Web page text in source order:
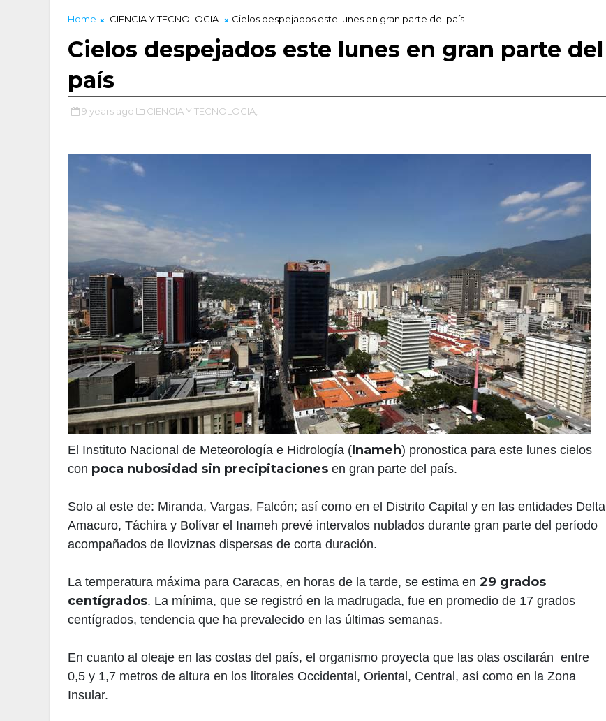
Home CIENCIA Y TECNOLOGIA Cielos despejados este lunes en gran parte del país
Cielos despejados este lunes en gran parte del
país
9 years ago CIENCIA Y TECNOLOGIA,
El Instituto Nacional de Meteorología e Hidrología (Inameh) pronostica para este lunes cielos
con poca nubosidad sin precipitaciones en gran parte del país.
Solo al este de: Miranda, Vargas, Falcón; así como en el Distrito Capital y en las entidades Delta
Amacuro, Táchira y Bolívar el Inameh prevé intervalos nublados durante gran parte del período
acompañados de lloviznas dispersas de corta duración.
La temperatura máxima para Caracas, en horas de la tarde, se estima en 29 grados
centígrados. La mínima, que se registró en la madrugada, fue en promedio de 17 grados
centígrados, tendencia que ha prevalecido en las últimas semanas.
En cuanto al oleaje en las costas del país, el organismo proyecta que las olas oscilarán entre
0,5 y 1,7 metros de altura en los litorales Occidental, Oriental, Central, así como en la Zona
Insular.